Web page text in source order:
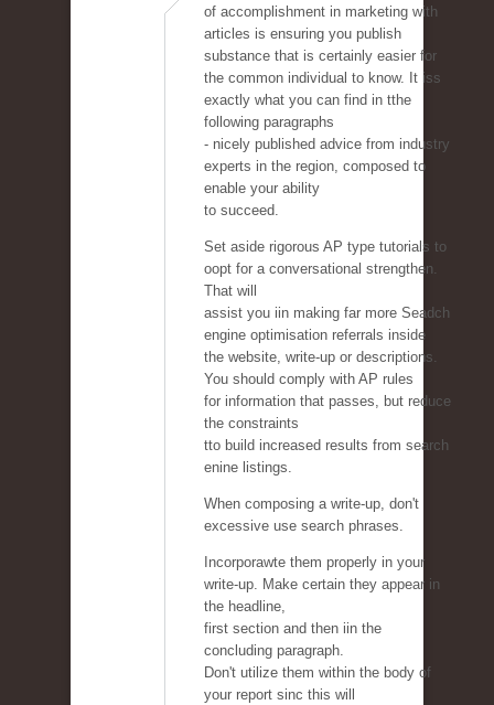
of accomplishment in marketing with
articles is ensuring you publish
substance that is certainly easier for
the common individual to know. It iss
exactly what you can find in tthe
following paragraphs
- nicely published advice from industry
experts in the region, composed to
enable your ability
to succeed.
Set aside rigorous AP type tutorials to
oopt for a conversational strengthen.
That will
assist you iin making far more Seadch
engine optimisation referrals inside
the website, write-up or descriptions.
You should comply with AP rules
for information that passes, but reduce
the constraints
tto build increased results from search
enine listings.
When composing a write-up, don't
excessive use search phrases.
Incorporawte them properly in your
write-up. Make certain they appear in
the headline,
first section and then iin the
concluding paragraph.
Don't utilize them within the body of
your report sinc this will